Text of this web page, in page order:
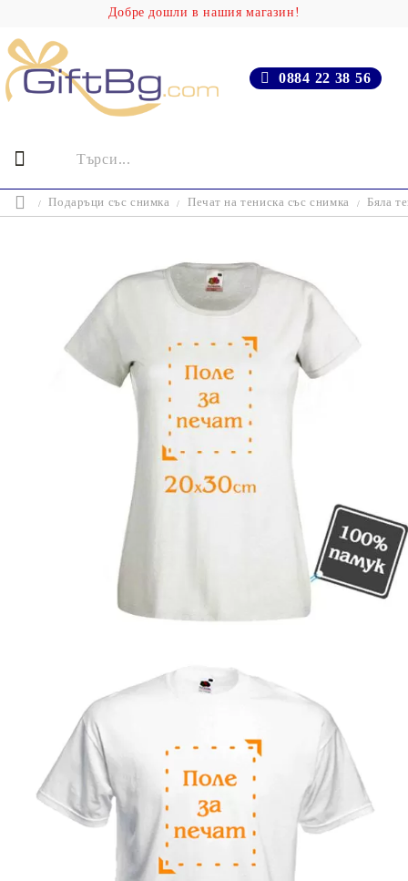
Добре дошли в нашия магазин!
0884 22 38 56
Подаръци със снимка Печат на тениска със снимка Бяла